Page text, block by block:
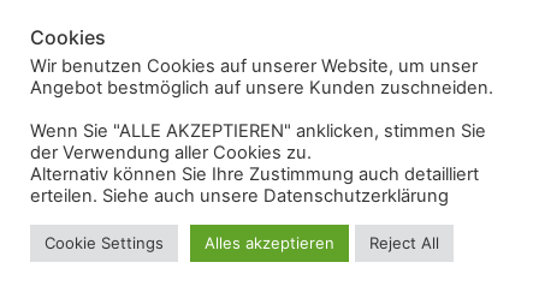
14 15 16 17 18 19 20
21 22 23 24 25 26 27
Cookies
Wir benutzen Cookies auf unserer Website, um unser
Angebot bestmöglich auf unsere Kunden zuschneiden.
Wenn Sie "ALLE AKZEPTIEREN" anklicken, stimmen Sie
der Verwendung aller Cookies zu.
Alternativ können Sie Ihre Zustimmung auch detailliert
erteilen. Siehe auch unsere Datenschutzerklärung
Cookie Settings Alles akzeptieren Reject All